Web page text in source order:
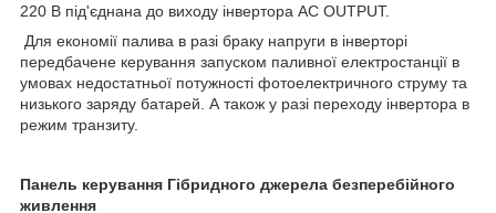
220 В під'єднана до виходу інвертора AC OUTPUT.
Для економії палива в разі браку напруги в інверторі
передбачене керування запуском паливної електростанції в
умовах недостатньої потужності фотоелектричного струму та
низького заряду батарей. А також у разі переходу інвертора в
режим транзиту.
Панель керування Гібридного джерела безперебійного
живлення